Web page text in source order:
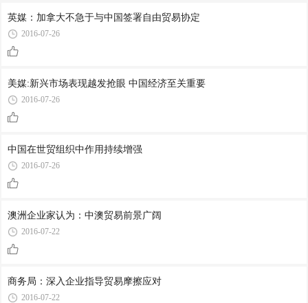
英媒：加拿大不急于与中国签署自由贸易协定
2016-07-26
美媒:新兴市场表现越发抢眼 中国经济至关重要
2016-07-26
中国在世贸组织中作用持续增强
2016-07-26
澳洲企业家认为：中澳贸易前景广阔
2016-07-22
商务局：深入企业指导贸易摩擦应对
2016-07-22